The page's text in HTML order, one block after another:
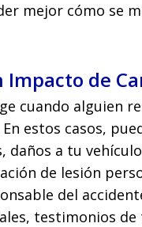
mejor cómo se
Impacto de
cuando alguien
estos casos,
daños a tu
de lesión
del
testimonios